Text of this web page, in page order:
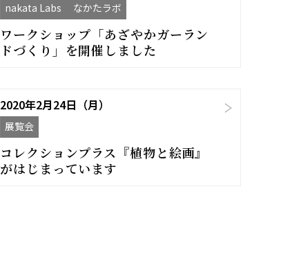
nakata Labs なかたラボ
ワークショップ「あざやかガーラン
ドづくり」を開催しました
2020年2月24日（月）
展覧会
コレクションプラス『植物と絵画』
がはじまっています